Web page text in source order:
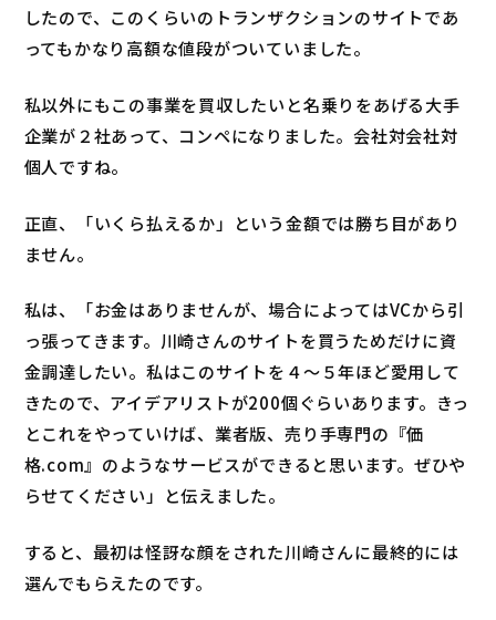
したので、このくらいのトランザクションのサイトであ
ってもかなり高額な値段がついていました。
私以外にもこの事業を買収したいと名乗りをあげる大手
企業が２社あって、コンペになりました。会社対会社対
個人ですね。
正直、「いくら払えるか」という金額では勝ち目があり
ません。
私は、「お金はありませんが、場合によってはVCから引
っ張ってきます。川崎さんのサイトを買うためだけに資
金調達したい。私はこのサイトを４〜５年ほど愛用して
きたので、アイデアリストが200個ぐらいあります。きっ
とこれをやっていけば、業者版、売り手専門の『価
格.com』のようなサービスができると思います。ぜひや
らせてください」と伝えました。
すると、最初は怪訝な顔をされた川崎さんに最終的には
選んでもらえたのです。